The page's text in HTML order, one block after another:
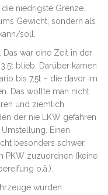
die niedrigste Grenze.
Gewicht, sondern als
soll.
Das war eine Zeit in der
blieb. Darüber kamen
bis 7,5t – die davor im
Das wollte man nicht
und ziemlich
der nie LKW gefahren
Einen
besonders schwer.
PKW zuzuordnen (keine
o.ä.).
wurden